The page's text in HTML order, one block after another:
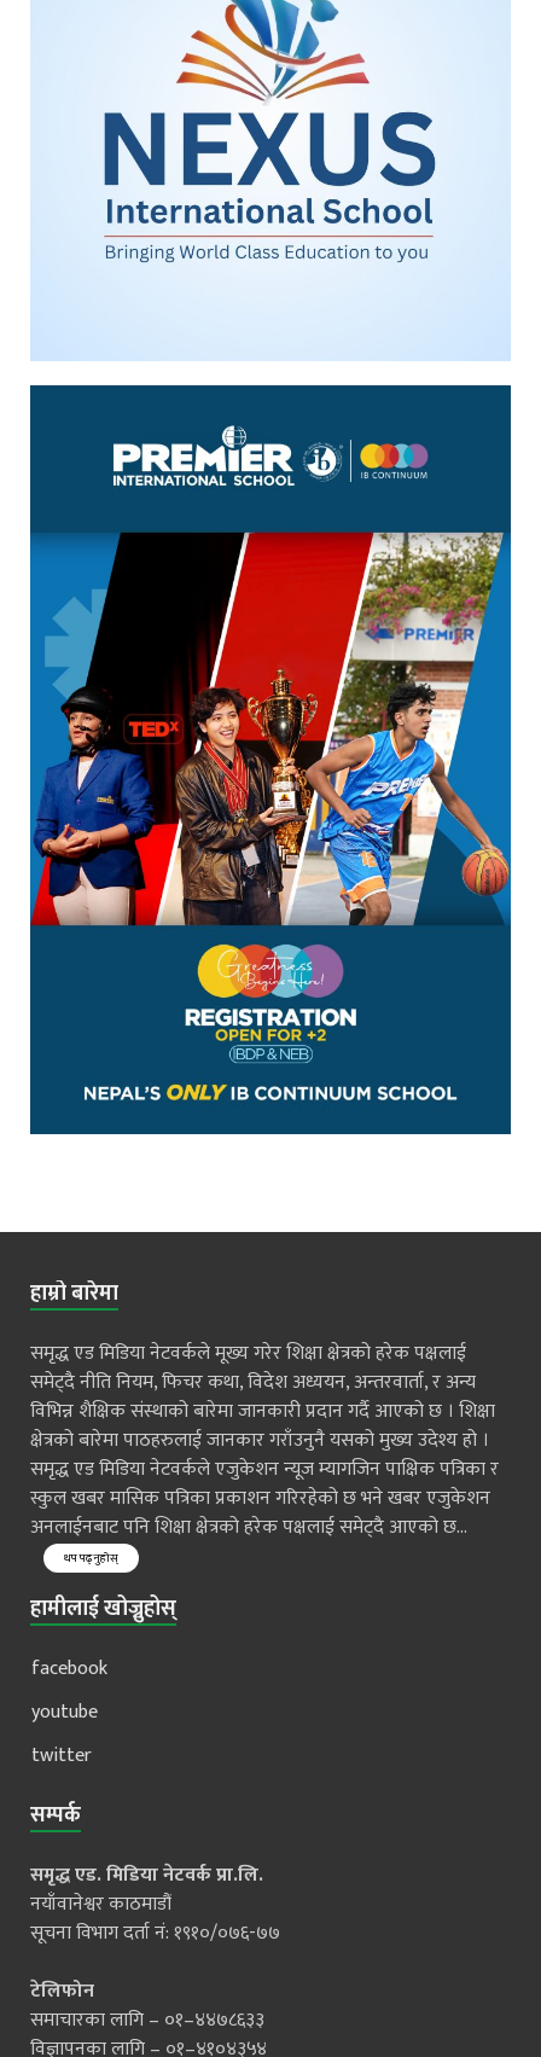
हाम्रो बारेमा
समृद्ध एड मिडिया नेटवर्कले मूख्य गरेर शिक्षा क्षेत्रको हरेक पक्षलाई
समेट्दै नीति नियम, फिचर कथा, विदेश अध्ययन, अन्तरवार्ता, र अन्य
विभिन्न शैक्षिक संस्थाको बारेमा जानकारी प्रदान गर्दै आएको छ । शिक्षा
क्षेत्रको बारेमा पाठहरुलाई जानकार गराँउनुनै यसको मुख्य उदेश्य हो ।
समृद्ध एड मिडिया नेटवर्कले एजुकेशन न्यूज म्यागजिन पाक्षिक पत्रिका र
स्कुल खबर मासिक पत्रिका प्रकाशन गरिरहेको छ भने खबर एजुकेशन
अनलाईनबाट पनि शिक्षा क्षेत्रको हरेक पक्षलाई समेट्दै आएको छ...
थप पढ्नुहोस्
हामीलाई खोज्नुहोस्
facebook
youtube
twitter
सम्पर्क
समृद्ध एड. मिडिया नेटवर्क प्रा.लि.
नयाँवानेश्वर काठमाडौं
सूचना विभाग दर्ता नं: १९१०/०७६-७७
टेलिफोन
समाचारका लागि – ०१–४४७८६३३
विज्ञापनका लागि – ०१–४१०४३५४